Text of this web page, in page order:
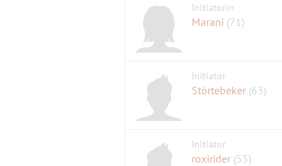
Initiatorin
Marani (71)
Initiator
Störtebeker (63)
Initiator
roxirider (55)